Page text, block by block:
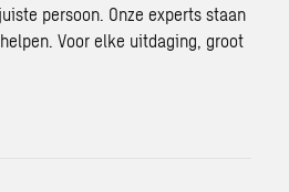
persoon. Onze experts staan
Voor elke uitdaging, groot